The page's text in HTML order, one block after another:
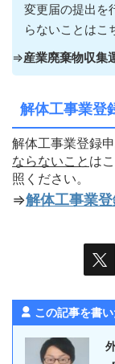
変更届の提出を
らないこ とはこ
⇒産業廃棄物収集
解体工事業登
解体工事業登録
ならないこ と は
照ください。
⇒解体工事業
この記事を書い